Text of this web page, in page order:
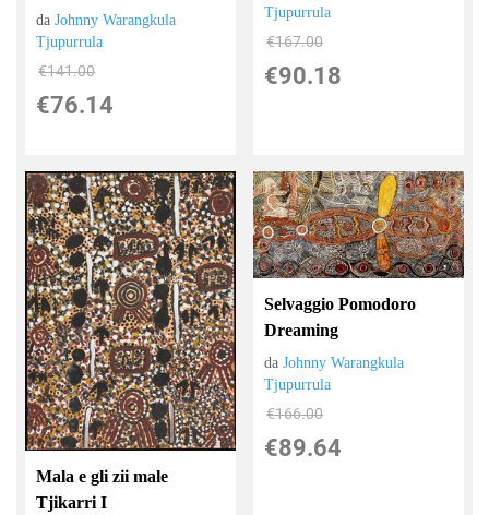
daJohnny Warangkula
Tjupurrula
€141.00
€76.14
Tjupurrula
€167.00
€90.18
Mala e gli zii male
Tjikarri I
Selvaggio Pomodoro
Dreaming
daJohnny Warangkula
Tjupurrula
€166.00
€89.64